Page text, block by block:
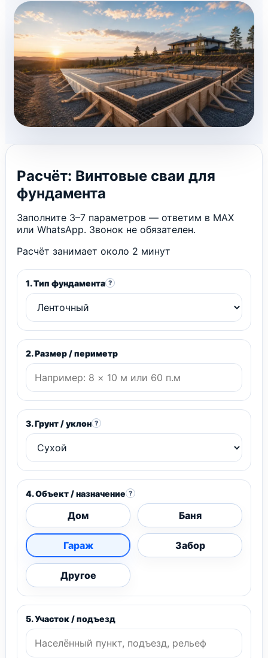
Расчёт: Винтовые сваи для
фундамента
Заполните 3–7 параметров — ответим в MAX
или WhatsApp. Звонок не обязателен.
Расчёт занимает около 2 минут
1. Тип фундамента ?
2. Размер / периметр
3. Грунт / уклон ?
4. Объект / назначение ?
Дом Баня
Гараж Забор
Другое
5. Участок / подъезд